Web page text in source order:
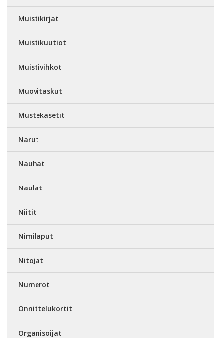
Muistikirjat
Muistikuutiot
Muistivihkot
Muovitaskut
Mustekasetit
Narut
Nauhat
Naulat
Niitit
Nimilaput
Nitojat
Numerot
Onnittelukortit
Organisoijat